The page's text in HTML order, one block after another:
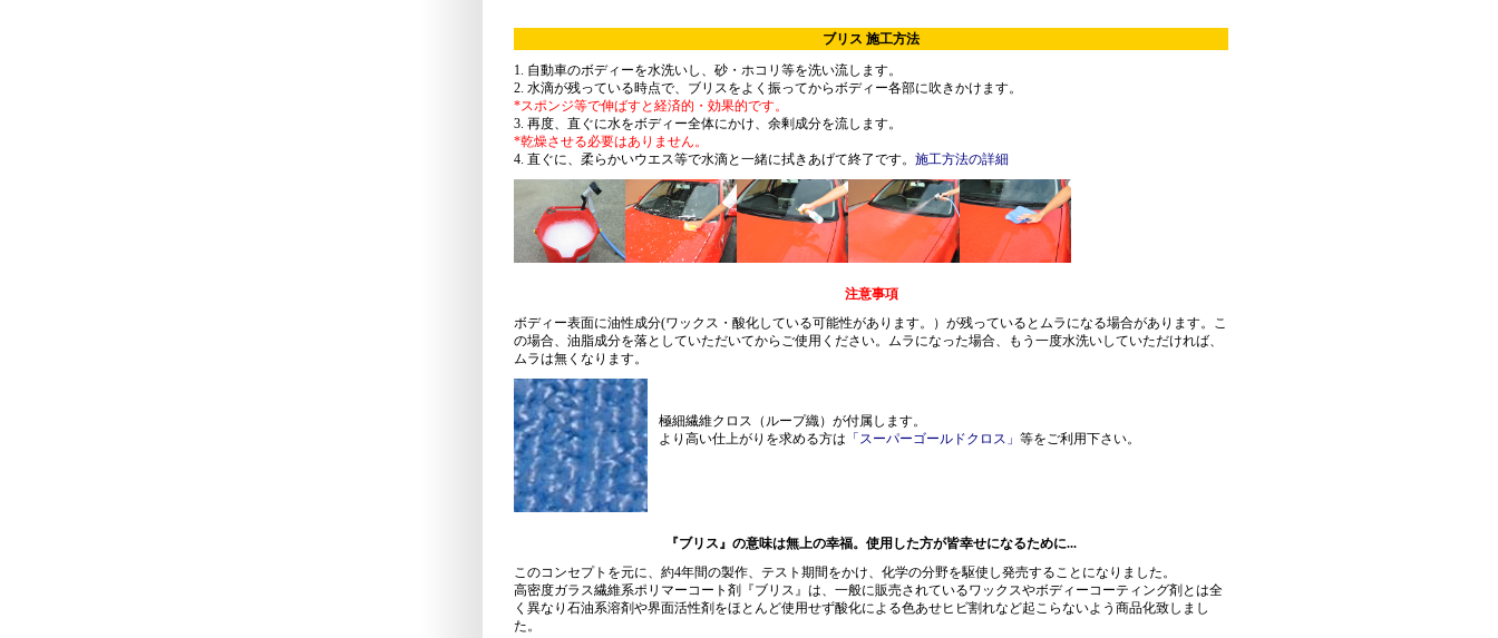
ブリス 施工方法
1. 自動車のボディーを水洗いし、砂・ホコリ等を洗い流します。
2. 水滴が残っている時点で、ブリスをよく振ってからボディー各部に吹きかけます。
*スポンジ等で伸ばすと経済的・効果的です。
3. 再度、直ぐに水をボディー全体にかけ、余剰成分を流します。
*乾燥させる必要はありません。
4. 直ぐに、柔らかいウエス等で水滴と一緒に拭きあげて終了です。 施工方法の詳細
注意事項
ボディー表面に油性成分(ワックス・酸化している可能性があります。）が残っているとムラになる場合があります。こ
の場合、油脂成分を落としていただいてからご使用ください。ムラになった場合、もう一度水洗いしていただければ、
ムラは無くなります。
極細繊維クロス（ループ織）が付属します。
より高い仕上がりを求める方は 「スーパーゴールドクロス」 等をご利用下さい。
『ブリス』の意味は無上の幸福。使用した方が皆幸せになるために...
このコンセプトを元に、約4年間の製作、テスト期間をかけ、化学の分野を駆使し発売することになりました。
高密度ガラス繊維系ポリマーコート剤『ブリス』は、一般に販売されているワックスやボディーコーティング剤とは全
く異なり石油系溶剤や界面活性剤をほとんど使用せず酸化による色あせヒビ割れなど起こらないよう商品化致しまし
た。